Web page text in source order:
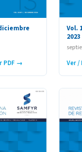
PDF →
Vol.
2023
Ver /